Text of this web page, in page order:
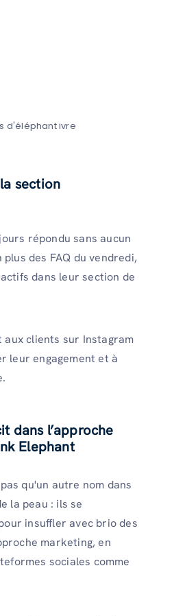
d'éléphant ivre
section
répondu sans aucun
des FAQ du vendredi,
dans leur section de
aux clients sur Instagram
leur engagement et à
dans l’approche
Elephant
qu'un autre nom dans
la peau : ils se
insuffler avec brio des
marketing, en
sociales comme